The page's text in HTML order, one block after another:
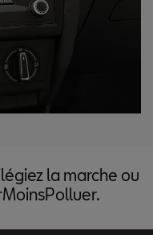
la marche ou